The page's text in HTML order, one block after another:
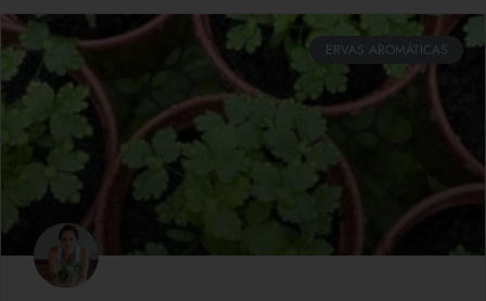
ERVAS AROMÁTICAS